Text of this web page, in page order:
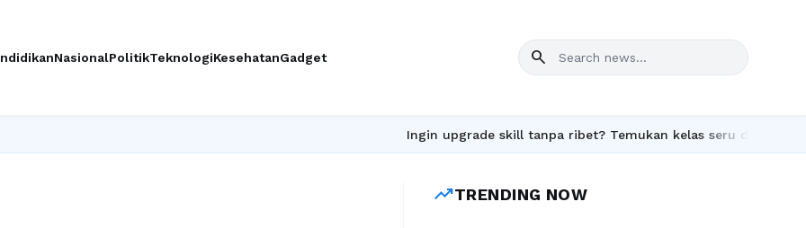
NasionalPolitikTeknologiKesehatanGadget search
Ingin upgrade skill tanpa ribet? Temukan kelas seru dan materi lengkap
trending_upTRENDING NOW